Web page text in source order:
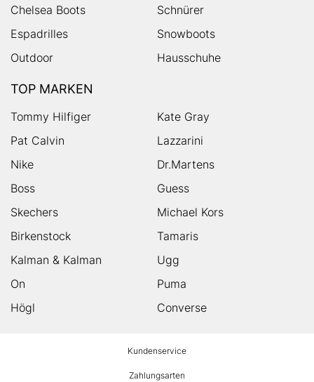
Chelsea Boots
Schnürer
Espadrilles
Snowboots
Outdoor
Hausschuhe
TOP MARKEN
Tommy Hilfiger
Kate Gray
Pat Calvin
Lazzarini
Nike
Dr.Martens
Boss
Guess
Skechers
Michael Kors
Birkenstock
Tamaris
Kalman & Kalman
Ugg
On
Puma
Högl
Converse
Kundenservice
Zahlungsarten